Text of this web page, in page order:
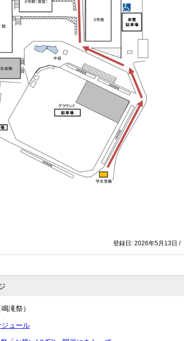
登録日: 2026年5月13日 /
滝祭）
ュール